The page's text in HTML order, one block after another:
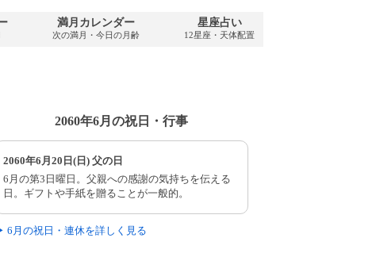
満月カレンダー
次の満月・今日の月齢
星座占い
12星座・天体配置
2060年6月の祝日・行事
2060年6月20日(日) 父の日
6月の第3日曜日。父親への感謝の気持ちを伝える
日。ギフトや手紙を贈ることが一般的。
6月の祝日・連休を詳しく見る